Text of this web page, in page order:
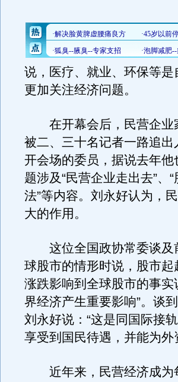
说，医疗、就业、环保等
更加关注经济问题。
在开幕会后，民营企业
被二、三十名记者一路追
开会场的委员，据说去年
题涉及“民营企业走出去”、
法”等内容。刘永好认为，
大的作用。
这位全国政协常委谈及
球股市的情形时说，股市
涨跌影响到全球股市的事
界经济产生重要影响”。谈
刘永好说：“这是同国际接
享受到国民待遇，并能为
近年来，民营经济成为